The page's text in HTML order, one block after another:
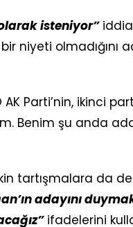
isteniyor”
niyeti olmadığını
AK Parti’nin, ikinci
Benim şu anda
tartışmalara da
adayını
ifadelerini